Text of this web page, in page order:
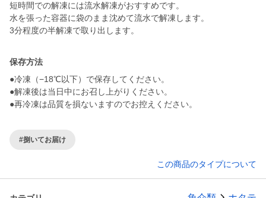
短時間での解凍には流水解凍がおすすめです。
水を張った容器に袋のまま沈めて流水で解凍します。
3分程度の半解凍で取り出します。
保存方法
●冷凍（−18℃以下）で保存してください。
●解凍後は当日中にお召し上がりください。
●再冷凍は品質を損ないますのでお控えください。
#捌いてお届け
この商品のタイプについて